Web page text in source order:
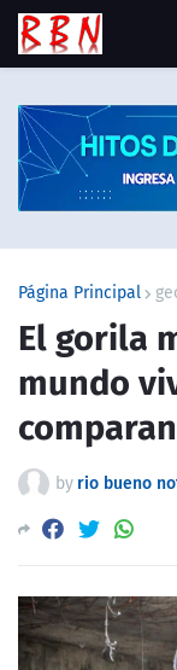
Página Principal
El gorila
mundo
by rio bueno